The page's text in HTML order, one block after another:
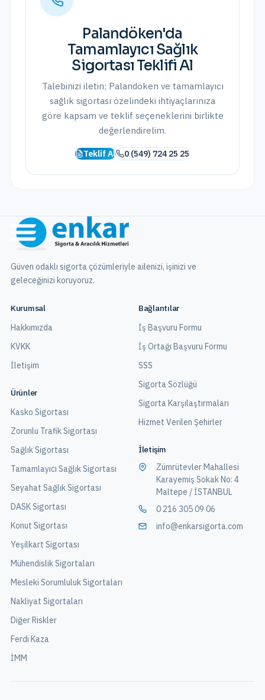
Palandöken'da
Tamamlayıcı Sağlık
Sigortası Teklifi Al
Talebinizi iletin; Palandöken ve tamamlayıcı
sağlık sigortası özelindeki ihtiyaçlarınıza
göre kapsam ve teklif seçeneklerini birlikte
değerlendirelim.
Teklif Al 0 (549) 724 25 25
Güven odaklı sigorta çözümleriyle ailenizi, işinizi ve
geleceğinizi koruyoruz.
Kurumsal
Hakkımızda
KVKK
İletişim
Ürünler
Kasko Sigortası
Zorunlu Trafik Sigortası
Sağlık Sigortası
Tamamlayıcı Sağlık Sigortası
Seyahat Sağlık Sigortası
DASK Sigortası
Konut Sigortası
Yeşilkart Sigortası
Mühendislik Sigortaları
Mesleki Sorumluluk Sigortaları
Nakliyat Sigortaları
Diğer Riskler
Ferdi Kaza
İMM
Bağlantılar
İş Başvuru Formu
İş Ortağı Başvuru Formu
SSS
Sigorta Sözlüğü
Sigorta Karşılaştırmaları
Hizmet Verilen Şehirler
İletişim
Zümrütevler Mahallesi
Karayemiş Sokak No: 4
Maltepe / İSTANBUL
0 216 305 09 06
info@enkarsigorta.com